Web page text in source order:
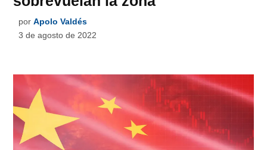
por Apolo Valdés
3 de agosto de 2022